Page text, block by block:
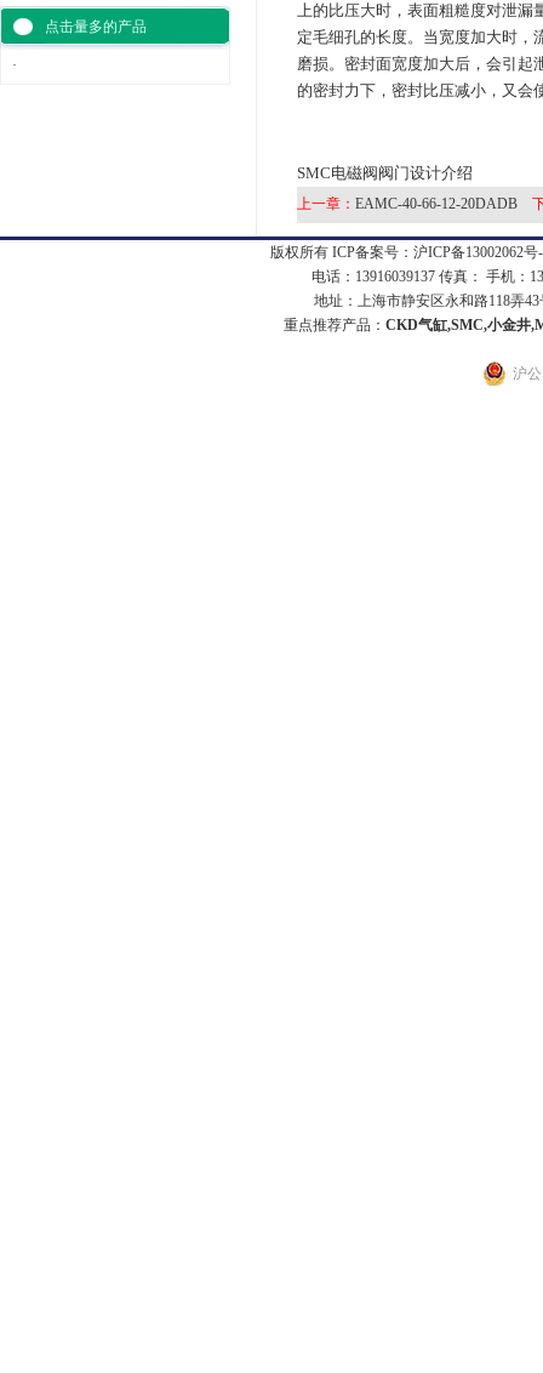
点击量多的产品
·
上的比压大时，表面粗糙度对泄
定毛细孔的长度。当宽度加大时，
磨损。密封面宽度加大后，会引起
的密封力下，密封比压减小，又会
SMC电磁阀阀门设计介绍
上一章： EAMC-40-66-12-20DADB
版权所有 ICP备案号： 沪ICP备13002062号
电话：13916039137 传真： 手机：
地址：上海市静安区永和路118弄43
重点推荐产品： CKD气缸,SMC,小金井
沪公